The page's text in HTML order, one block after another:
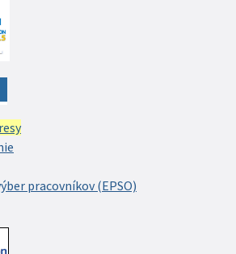
pracovníkov (EPSO)